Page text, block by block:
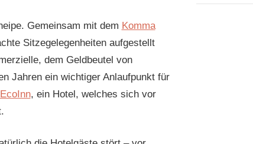
Gemeinsam mit dem Komma
Sitzegelegenheiten aufgestellt
dem Geldbeutel von
Jahren ein wichtiger Anlaufpunkt für
EcoInn, ein Hotel, welches sich vor